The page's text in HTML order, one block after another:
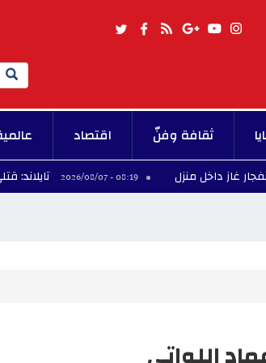
Search
ثقافة وفنّ اقتصاد
منزل 08:19 - 2026/08/07 تايلاند: قتلى وجرحى